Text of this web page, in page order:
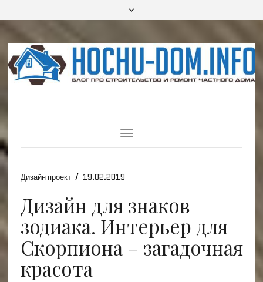
Toggle
Navigation
Дизайн проект / 19.02.2019
Дизайн для знаков
зодиака. Интерьер для
Скорпиона – загадочная
красота